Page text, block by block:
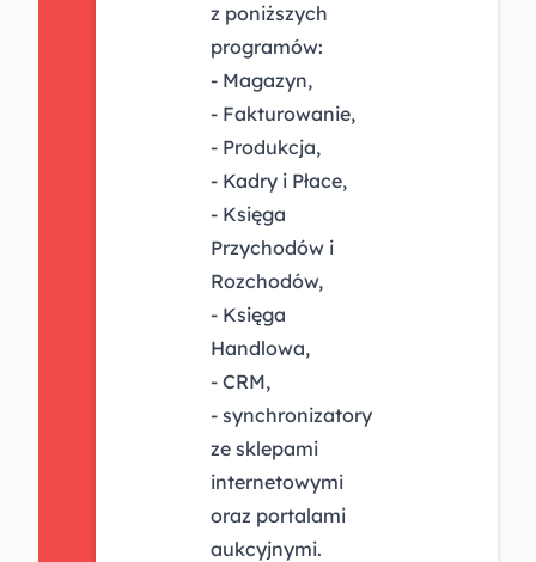
z poniższych
programów:
- Magazyn,
- Fakturowanie,
- Produkcja,
- Kadry i Płace,
- Księga
Przychodów i
Rozchodów,
- Księga
Handlowa,
- CRM,
- synchronizatory
ze sklepami
internetowymi
oraz portalami
aukcyjnymi.